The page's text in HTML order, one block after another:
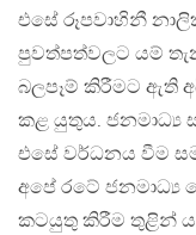
එසේ රූපවාහිනී
පුවත්පත්වලට යම්
බලපෑම් කිරීමට ඇති
කළ යුතුය. ජනමාධ්‍ය
එසේ වර්ධනය වීම
අපේ රටේ
කටයුතු කිරීම තුළින්